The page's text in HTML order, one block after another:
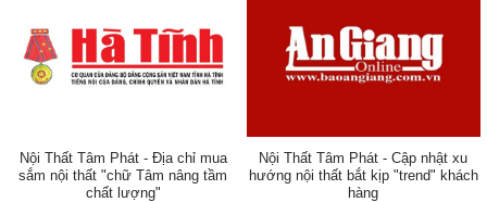
Nội Thất Tâm Phát - Địa chỉ mua
sắm nội thất "chữ Tâm nâng tầm
chất lượng"
Nội Thất Tâm Phát - Cập nhật xu
hướng nội thất bắt kịp "trend" khách
hàng